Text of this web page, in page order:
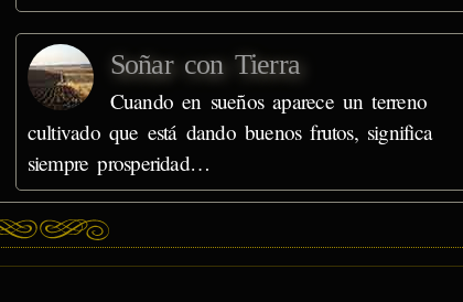
Soñar con Tierra
Cuando en sueños aparece un terreno
cultivado que está dando buenos frutos, significa
siempre prosperidad…